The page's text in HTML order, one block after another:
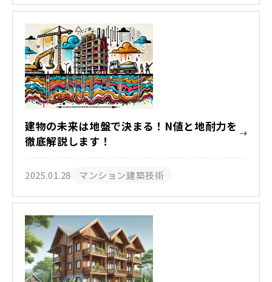
建物の未来は地盤で決まる！N値と地耐力を
徹底解説します！
2025.01.28 マンション建築技術